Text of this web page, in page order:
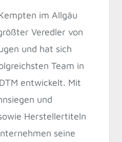
im Allgäu
Veredler von
und hat sich
Team in
entwickelt. Mit
und
Herstellertiteln
seine